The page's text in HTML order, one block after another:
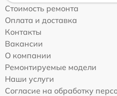
Стоимость ремонта
Оплата и доставка
Контакты
Вакансии
О компании
Ремонтируемые модели
Наши услуги
Согласие на обработку